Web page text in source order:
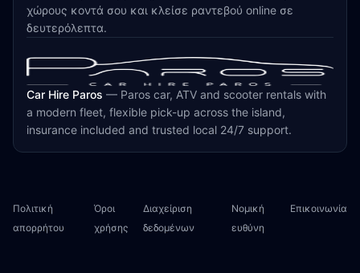
χώρους κοντά σου και κλείσε ραντεβού online σε
δευτερόλεπτα.
Car Hire Paros — Paros car, ATV and scooter rentals with
a modern fleet, flexible pick-up across the island,
insurance included and trusted local 24/7 support.
Πολιτική
απορρήτου
Όροι
χρήσης
Διαχείριση
δεδομένων
Νομική
ευθύνη
Επικοινωνία